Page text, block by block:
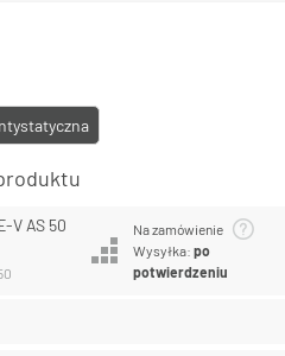
V AS 50
Na zamówienie
Wysyłka:po
potwierdzeniu